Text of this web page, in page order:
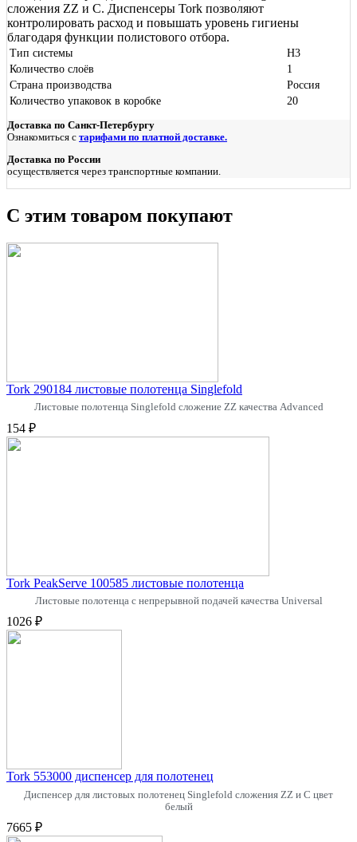
сложения ZZ и С. Диспенсеры Tork позволяют
контролировать расход и повышать уровень гигиены
благодаря функции полистового отбора.
Тип системы
Н3
Количество слоёв
1
Страна производства
Россия
Количество упаковок в коробке
20
Доставка по Санкт-Петербургу
Ознакомиться с тарифами по платной доставке.
Доставка по России
осуществляется через транспортные компании.
С этим товаром покупают
Tork 290184 листовые полотенца Singlefold
Листовые полотенца Singlefold сложение ZZ качества Advanced
154 ₽
Tork PeakServe 100585 листовые полотенца
Листовые полотенца с непрерывной подачей качества Universal
1026 ₽
Tork 553000 диспенсер для полотенец
Диспенсер для листовых полотенец Singlefold сложения ZZ и C цвет
белый
7665 ₽